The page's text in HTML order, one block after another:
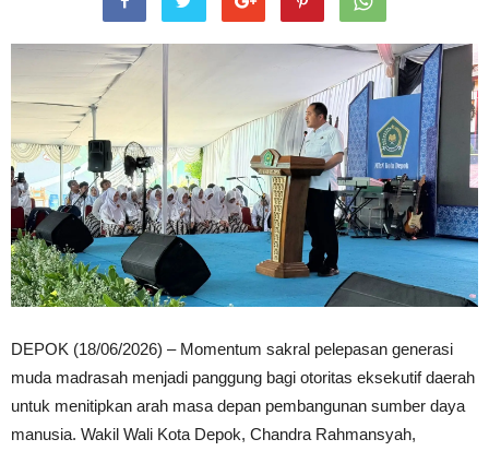
DEPOK (18/06/2026) – Momentum sakral pelepasan generasi
muda madrasah menjadi panggung bagi otoritas eksekutif daerah
untuk menitipkan arah masa depan pembangunan sumber daya
manusia. Wakil Wali Kota Depok, Chandra Rahmansyah,